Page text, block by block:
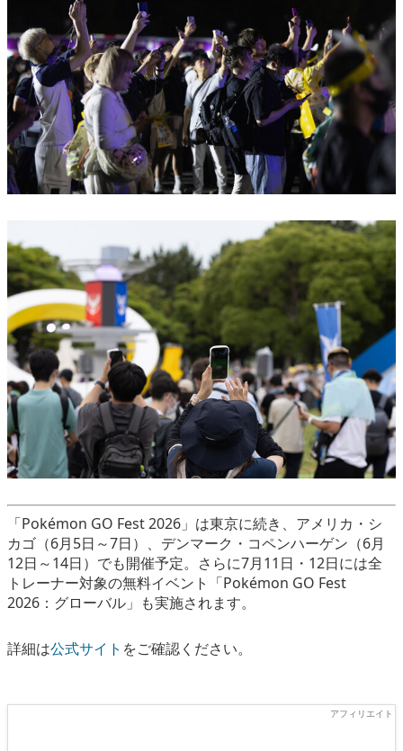
「Pokémon GO Fest 2026」は東京に続き、アメリカ・シ
カゴ（6月5日～7日）、デンマーク・コペンハーゲン（6月
12日～14日）でも開催予定。さらに7月11日・12日には全
トレーナー対象の無料イベント「Pokémon GO Fest
2026：グローバル」も実施されます。
詳細は公式サイト をご確認ください。